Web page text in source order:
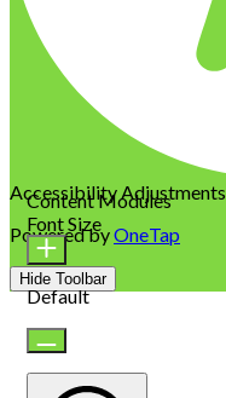
Accessibility Adjustments
Powered byOneTap
Hide Toolbar
Content Modules
Font Size
Default